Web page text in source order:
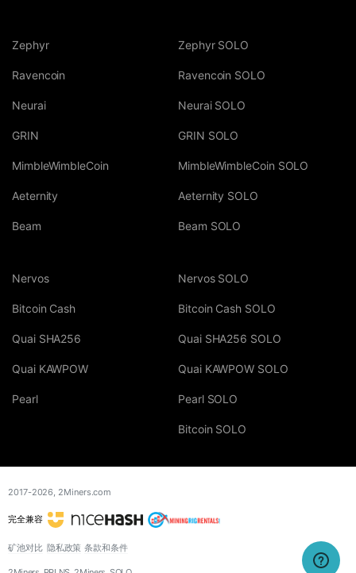
Zephyr
Ravencoin
Neurai
GRIN
MimbleWimbleCoin
Aeternity
Beam
Zephyr SOLO
Ravencoin SOLO
Neurai SOLO
GRIN SOLO
MimbleWimbleCoin SOLO
Aeternity SOLO
Beam SOLO
Nervos
Bitcoin Cash
Quai SHA256
Quai KAWPOW
Pearl
Nervos SOLO
Bitcoin Cash SOLO
Quai SHA256 SOLO
Quai KAWPOW SOLO
Pearl SOLO
Bitcoin SOLO
2017-2026, 2Miners.com
完全兼容
矿池对比 隐私政策 条款和条件